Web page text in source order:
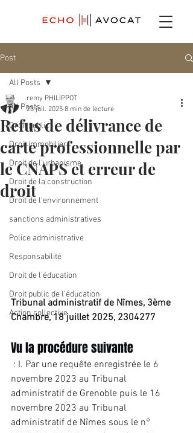
Post
All Posts
Droit public
Droit immobilier
Droit de l'urbanisme
Droit de la construction
Droit de l'environnement
sanctions administratives
Police administrative
Responsabilité
Droit de l'éducation
Droit public de l'éducation
Action collective
All Posts
Refus de délivrance de
carte professionnelle par
le CNAPS et erreur de
droit
remy PHILIPPOT
23 juil. 2025 8 min de lecture
Tribunal administratif de Nîmes, 3ème
Chambre, 18 juillet 2025, 2304277
Vu la procédure suivante
: I. Par une requête enregistrée le 6
novembre 2023 au Tribunal
administratif de Grenoble puis le 16
novembre 2023 au Tribunal
administratif de Nîmes sous le n°